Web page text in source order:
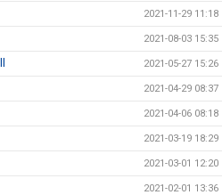
2021-11-29 11:18
2021-08-03 15:35
2021-05-27 15:26
2021-04-29 08:37
2021-04-06 08:18
2021-03-19 18:29
2021-03-01 12:20
2021-02-01 13:36